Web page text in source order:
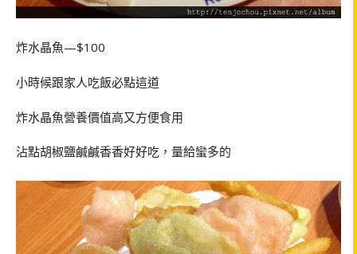
炸水晶魚—$100
小時候跟家人吃飯必點這道
炸水晶魚營養價值高又方便食用
沾點胡椒鹽鹹鹹香香好好吃，量給蠻多的